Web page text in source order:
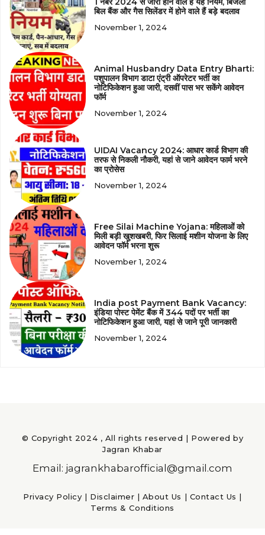
बिल बैंक और गैस सिलेंडर में होने वाले हैं बड़े बदलाव
November 1, 2024
Animal Husbandry Data Entry Bharti:
पशुपालन विभाग डाटा एंट्री ऑपरेटर भर्ती का
नोटिफिकेशन हुआ जारी, दसवीं पास भर सकेंगे आवेदन
फॉर्म
November 1, 2024
UIDAI Vacancy 2024: आधार कार्ड विभाग की
तरफ से निकली नौकरी, यहां से जाने आवेदन फार्म भरने
का प्रोसेस
November 1, 2024
Free Silai Machine Yojana: महिलाओं को
मिली बड़ी खुशखबरी, फिर सिलाई मशीन योजना के लिए
आवेदन फॉर्म भरना शुरू
November 1, 2024
India post Payment Bank Vacancy:
इंडिया पोस्ट पेमेंट बैंक में 344 पदों पर भर्ती का
नोटिफिकेशन हुआ जारी, यहां से जाने पूरी जानकारी
November 1, 2024
© Copyright 2024 , All rights reserved | Powered by
Jagran Khabar
Email: jagrankhabarofficial@gmail.com
Privacy Policy | Disclaimer | About Us | Contact Us |
Terms & Conditions